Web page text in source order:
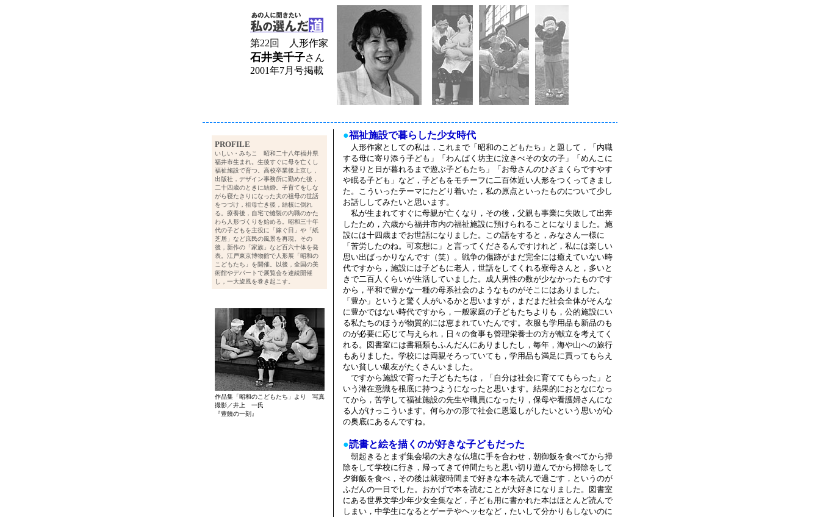
第22回 人形作家
石井美千子さん
2001年7月号掲載
PROFILE
いしい・みちこ 昭和二十八年福井県
福井市生まれ。生後すぐに母を亡くし
福祉施設で育つ。高校卒業後上京し，
出版社，デザイン事務所に勤めた後，
二十四歳のときに結婚。子育てをしな
がら寝たきりになった夫の祖母の世話
をつづけ，祖母亡き後，結核に倒れ
る。療養後，自宅で縫製の内職のかた
わら人形づくりを始める。昭和三十年
代の子どもを主役に「嫁ぐ日」や「紙
芝居」など庶民の風景を再現。その
後，新作の「家族」など百六十体を発
表。江戸東京博物館で人形展「昭和の
こどもたち」を開催。以後，全国の美
術館やデパートで展覧会を連続開催
し，一大旋風を巻き起こす。
作品集「昭和のこどもたち」より 写真
撮影／井上 一氏
『豊饒の一刻』
●福祉施設で暮らした少女時代
人形作家としての私は，これまで「昭和のこどもたち」と題して，「内職
する母に寄り添う子ども」「わんぱく坊主に泣きべその女の子」「めんこに
木登りと日が暮れるまで遊ぶ子どもたち」「お母さんのひざまくらですやす
や眠る子ども」など，子どもをモチーフに二百体近い人形をつくってきまし
た。こういったテーマにたどり着いた，私の原点といったものについて少し
お話ししてみたいと思います。
私が生まれてすぐに母親が亡くなり，その後，父親も事業に失敗して出奔
したため，六歳から福井市内の福祉施設に預けられることになりました。施
設には十四歳までお世話になりました。この話をすると，みなさん一様に
「苦労したのね。可哀想に」と言ってくださるんですけれど，私には楽しい
思い出ばっかりなんです（笑）。戦争の傷跡がまだ完全には癒えていない時
代ですから，施設には子どもに老人，世話をしてくれる寮母さんと，多いと
きで二百人くらいが生活していました。成人男性の数が少なかったものです
から，平和で豊かな一種の母系社会のようなものがそこにはありました。
「豊か」というと驚く人がいるかと思いますが，まだまだ社会全体がそんな
に豊かではない時代ですから，一般家庭の子どもたちよりも，公的施設にい
る私たちのほうが物質的には恵まれていたんです。衣服も学用品も新品のも
のが必要に応じて与えられ，日々の食事も管理栄養士の方が献立を考えてく
れる。図書室には書籍類もふんだんにありましたし，毎年，海や山への旅行
もありました。学校には両親そろっていても，学用品も満足に買ってもらえ
ない貧しい級友がたくさんいました。
ですから施設で育った子どもたちは，「自分は社会に育ててもらった」と
いう潜在意識を根底に持つようになったと思います。結果的におとなになっ
てから，苦学して福祉施設の先生や職員になったり，保母や看護婦さんにな
る人がけっこういます。何らかの形で社会に恩返しがしたいという思いが心
の奥底にあるんですね。
●読書と絵を描くのが好きな子どもだった
朝起きるとまず集会場の大きな仏壇に手を合わせ，朝御飯を食べてから掃
除をして学校に行き，帰ってきて仲間たちと思い切り遊んでから掃除をして
夕御飯を食べ，その後は就寝時間まで好きな本を読んで過ごす，というのが
ふだんの一日でした。おかげで本を読むことが大好きになりました。図書室
にある世界文学少年少女全集など，子ども用に書かれた本はほとんど読んで
しまい，中学生になるとゲーテやヘッセなど，たいして分かりもしないのに